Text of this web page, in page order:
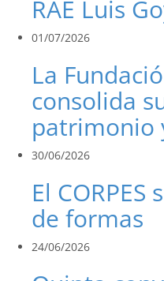
RAE Luis
01/07/2026
La
consolida
patrimonio
30/06/2026
El
de formas
24/06/2026